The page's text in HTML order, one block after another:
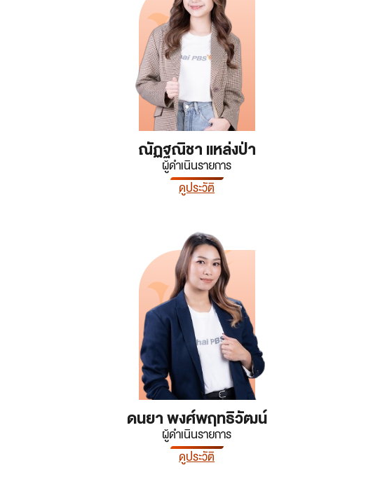
ณัฏฐณิชา แหล่งป่า
ผู้ดำเนินรายการ
ดูประวัติ
ดนยา พงศ์พฤทธิวัฒน์
ผู้ดำเนินรายการ
ดูประวัติ